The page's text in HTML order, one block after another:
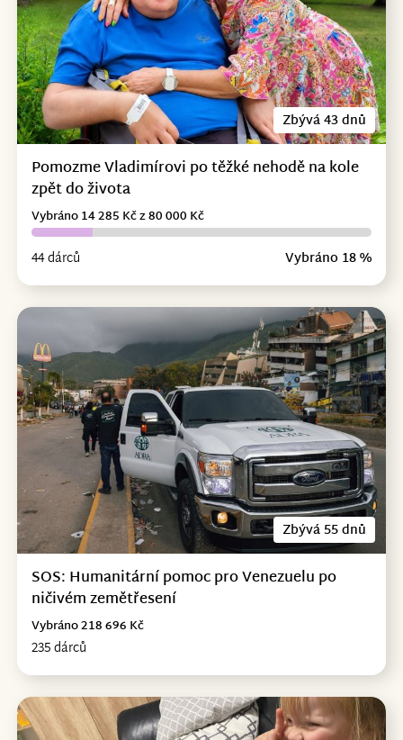
Zbývá 43 dnů
Pomozme Vladimírovi po těžké nehodě na kole
zpět do života
44 dárců Vybráno 18 %
Vybráno 14 285 Kč z 80 000 Kč
Zbývá 55 dnů
SOS: Humanitární pomoc pro Venezuelu po
ničivém zemětřesení
235 dárců
Vybráno 218 696 Kč